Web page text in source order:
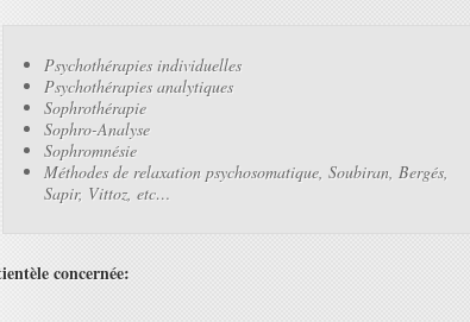
Psychothérapies individuelles
Psychothérapies analytiques
Sophrothérapie
Sophro-Analyse
Sophromnésie
Méthodes de relaxation psychosomatique, Soubiran, Bergés,
Sapir, Vittoz, etc…
concernée: